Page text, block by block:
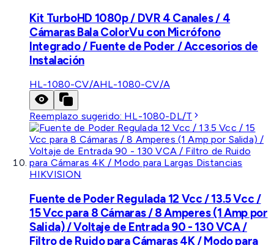
Kit TurboHD 1080p / DVR 4 Canales / 4
Cámaras Bala ColorVu con Micrófono
Integrado / Fuente de Poder / Accesorios de
Instalación
HL-1080-CV/AHL-1080-CV/A
Reemplazo sugerido: HL-1080-DL/T
HIKVISION
Fuente de Poder Regulada 12 Vcc / 13.5 Vcc /
15 Vcc para 8 Cámaras / 8 Amperes (1 Amp por
Salida) / Voltaje de Entrada 90 - 130 VCA /
Filtro de Ruido para Cámaras 4K / Modo para